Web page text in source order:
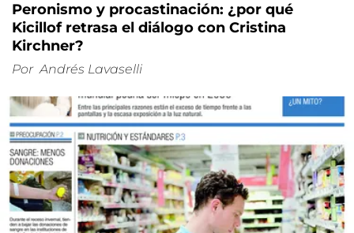
Peronismo y procastinación: ¿por qué
Kicillof retrasa el diálogo con Cristina
Kirchner?
Por Andrés Lavaselli